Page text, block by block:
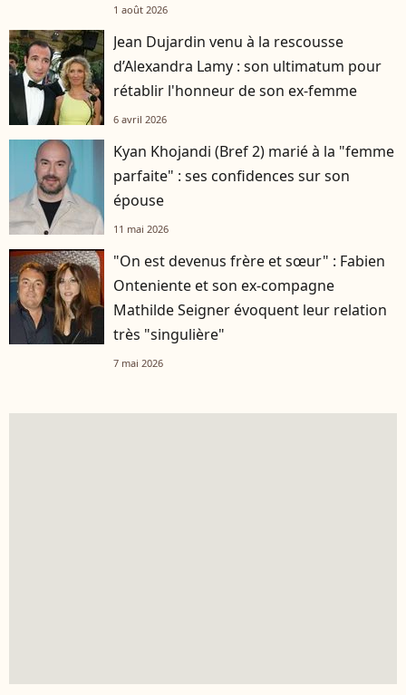
1 août 2026
Jean Dujardin venu à la rescousse
d’Alexandra Lamy : son ultimatum pour
rétablir l'honneur de son ex-femme
6 avril 2026
Kyan Khojandi (Bref 2) marié à la "femme
parfaite" : ses confidences sur son
épouse
11 mai 2026
"On est devenus frère et sœur" : Fabien
Onteniente et son ex-compagne
Mathilde Seigner évoquent leur relation
très "singulière"
7 mai 2026